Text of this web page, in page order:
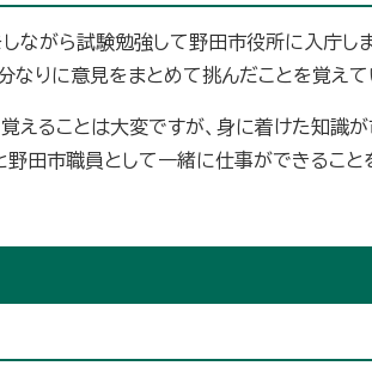
ながら試験勉強して野田市役所に入庁し
なりに意見をまとめて挑んだことを覚えて
えることは大変ですが、身に着けた知識
野田市職員として一緒に仕事ができるこ